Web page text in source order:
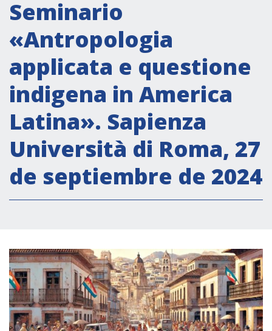
Secretaría Cultural
Secretaría Socioeconómica
Secretaría Técnico-científica
Forum Pymes
Conferencia Italia- América Latina y el Caribe
Red para la promoción de la igualdad de
género
Becas
Partnership
Patrimonio cultural
Empoderamiento socio-económico
Justicia y Seguridad
EUROsociAL
Seminario
«Antropologia
applicata e questione
indigena in America
Latina». Sapienza
Università di Roma, 27
de septiembre de 2024